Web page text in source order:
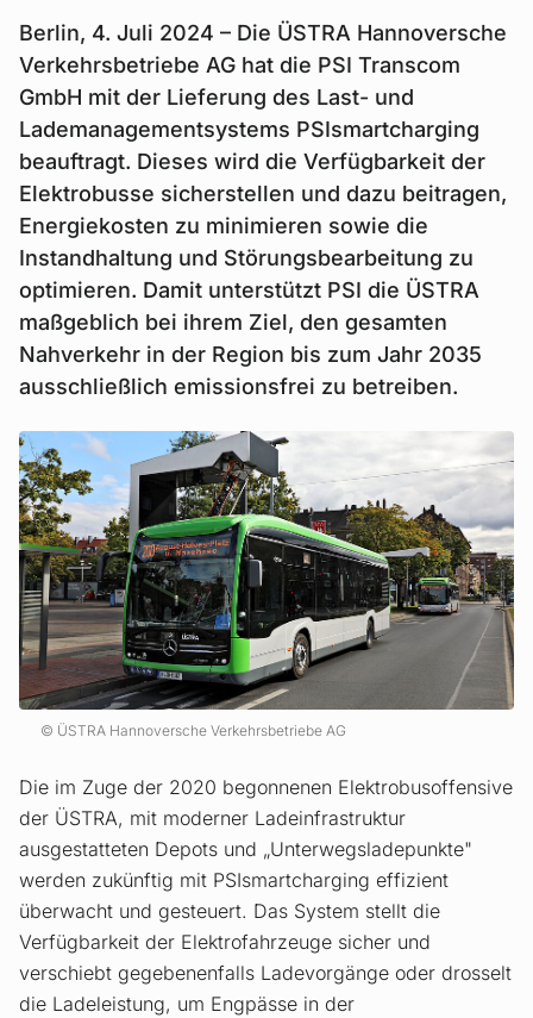
Berlin, 4. Juli 2024 – Die ÜSTRA Hannoversche
Verkehrsbetriebe AG hat die PSI Transcom
GmbH mit der Lieferung des Last- und
Lademanagementsystems PSIsmartcharging
beauftragt. Dieses wird die Verfügbarkeit der
Elektrobusse sicherstellen und dazu beitragen,
Energiekosten zu minimieren sowie die
Instandhaltung und Störungsbearbeitung zu
optimieren. Damit unterstützt PSI die ÜSTRA
maßgeblich bei ihrem Ziel, den gesamten
Nahverkehr in der Region bis zum Jahr 2035
ausschließlich emissionsfrei zu betreiben.
ÜSTRA Hannoversche Verkehrsbetriebe AG
Die im Zuge der 2020 begonnenen Elektrobusoffensive
der ÜSTRA, mit moderner Ladeinfrastruktur
ausgestatteten Depots und „Unterwegsladepunkte"
werden zukünftig mit PSIsmartcharging effizient
überwacht und gesteuert. Das System stellt die
Verfügbarkeit der Elektrofahrzeuge sicher und
verschiebt gegebenenfalls Ladevorgänge oder drosselt
die Ladeleistung, um Engpässe in der